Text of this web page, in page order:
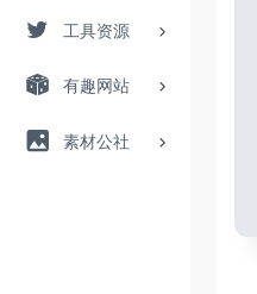
工具资源
有趣网站
素材公社